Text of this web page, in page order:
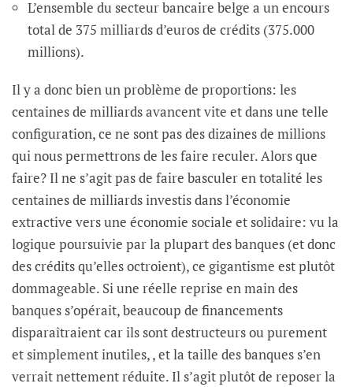
L’ensemble du secteur bancaire belge a un encours
total de 375 milliards d’euros de crédits (375.000
millions).
Il y a donc bien un problème de proportions: les
centaines de milliards avancent vite et dans une telle
configuration, ce ne sont pas des dizaines de millions
qui nous permettrons de les faire reculer. Alors que
faire? Il ne s’agit pas de faire basculer en totalité les
centaines de milliards investis dans l’économie
extractive vers une économie sociale et solidaire: vu la
logique poursuivie par la plupart des banques (et donc
des crédits qu’elles octroient), ce gigantisme est plutôt
dommageable. Si une réelle reprise en main des
banques s’opérait, beaucoup de financements
disparaîtraient car ils sont destructeurs ou purement
et simplement inutiles, , et la taille des banques s’en
verrait nettement réduite. Il s’agit plutôt de reposer la